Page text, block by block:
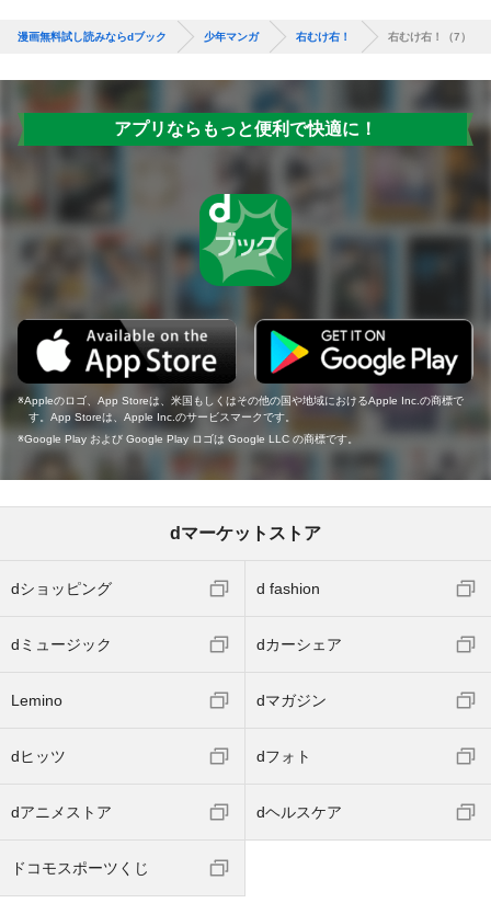
漫画無料試し読みならdブック 少年マンガ 右むけ右！ 右むけ右！（7）
アプリならもっと便利で快適に！
Appleのロゴ、App Storeは、米国もしくはその他の国や地域におけるApple Inc.の商標で
す。App Storeは、Apple Inc.のサービスマークです。
Google Play および Google Play ロゴは Google LLC の商標です。
dマーケットストア
dショッピング d fashion
dミュージック dカーシェア
Lemino dマガジン
dヒッツ dフォト
dアニメストア dヘルスケア
ドコモスポーツくじ